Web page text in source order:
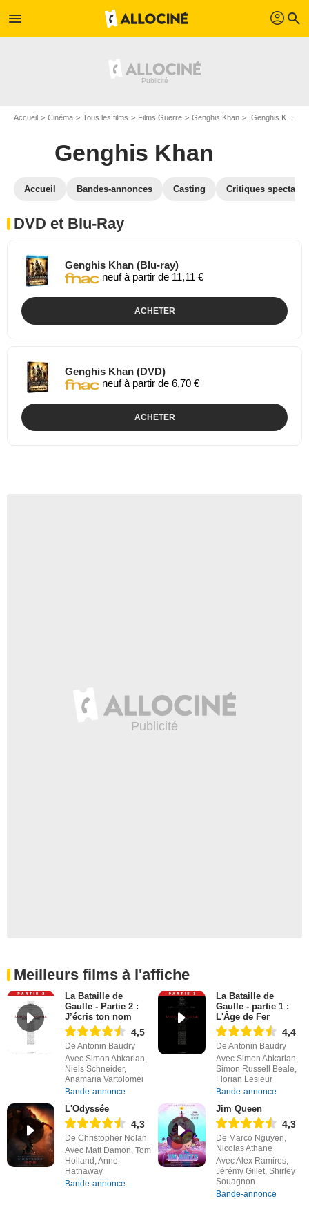
menu profil search
Accueil Cinéma Tous les films Films Guerre Genghis Khan Genghis Khan en DVD Blu Ray
Genghis Khan
Accueil Bandes-annonces Casting Critiques
DVD et Blu-Ray
Genghis Khan (Blu-ray)
neuf à partir de 11,11 €
ACHETER
Genghis Khan (DVD)
neuf à partir de 6,70 €
ACHETER
Meilleurs films à l'affiche
La Bataille de
Gaulle - Partie 2 :
J’écris ton nom
4,5
De Antonin Baudry
Avec Simon Abkarian,
Niels Schneider,
Anamaria Vartolomei
Bande-annonce
La Bataille de
Gaulle - partie 1 :
L'Âge de Fer
4,4
De Antonin Baudry
Avec Simon Abkarian,
Simon Russell Beale,
Florian Lesieur
Bande-annonce
L'Odyssée
4,3
De Christopher Nolan
Avec Matt Damon, Tom
Holland, Anne
Hathaway
Bande-annonce
Jim Queen
4,3
De Marco Nguyen,
Nicolas Athane
Avec Alex Ramires,
Jérémy Gillet, Shirley
Souagnon
Bande-annonce